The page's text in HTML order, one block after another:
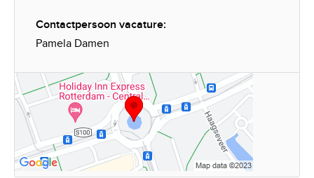
Contactpersoon vacature:
Pamela Damen